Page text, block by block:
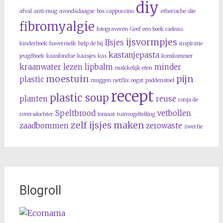
afval anti-mug avond4daagse bos cappuccino diy etherische olie
fibromyalgie fotograveren Geef een boek cadeau.
kinderboek havermelk help de bij IJsjes ijsvormpjes inspiratie
jeugdboek kaasfondue kaasjes kas kastanjepasta komkommer
kraanwater lezen lipbalm makkelijk eten minder
plastic moestuin muggen netflix oogst paddenstoel pijn
planten plastic soup recept reuse ronja de
roversdochter Speltbrood tomaat tuinvogeltelling vetbollen
zaadbommen zelf ijsjes maken zerowaste zwerfie
Blogroll